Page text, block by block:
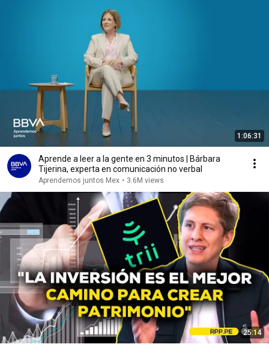
1:06:31
Aprende a leer a la gente en 3 minutos | Bárbara
Tijerina, experta en comunicación no verbal
Aprendemos juntos Mex • 3.6M views
25:14